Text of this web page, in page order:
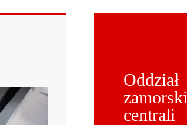
Oddział
zamorski
centrali